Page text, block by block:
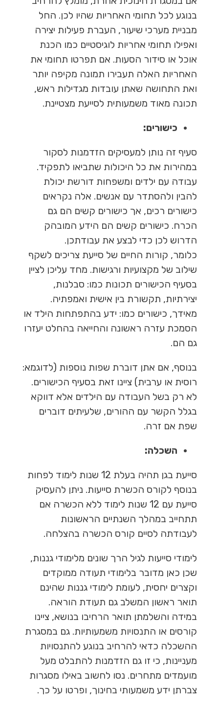
בנוגע לכל תחומי האחריות שהיו לכן. החל
מבניית מערכי שיעור, העברת פעילות יצירה
ואפילו תחומי אחריות לוגיסטיים כמו הכנת
אוכל או סידור הסעות. אם תפרטו תחומי את
האחריות האלה תעבירו תמונה מקיפה יותר
ואת התחושה שאתן עובדות מגדילות ראש,
תכונה מאוד משמעותית לסייעת מצטיינת.
כישורים:
סעיף זה נותן למעסיקים הזדמנות לסקור
במהירות את כל היכולות שתביאו לתפקיד.
עבודה עם ילדים ומשפחות דורשת יכולת
להבין ולהסתדר עם אנשים. אלה נקראים
כישורים רכים, אך כישורים קשים הם גם
הכרח. כישורים קשים הם הידע המובהק
הדרוש לכן כדי לבצע את עבודתכן.
כלומר, קורות החיים של סייעת צריכים לשקף
שילוב של מקצועיות ורגישות. מחד עליכן לציין
בסעיף הכישורים תכונות כמו: סבלנות,
יצירתיות, תקשורת בין אישית ואמפתיה.
מאידך, כישורים כמו: ידע בהתפתחות הילד או
הסמכת עזרה ראשונה והחייאה בהחלט יעזרו
גם הם.
בנוסף, אם אתן דוברת שפות נוספות (לדוגמא:
רוסית או ערבית) ציינו זאת בסעיף הכישורים.
לא רק בשל העבודה עם הילדים אלא דווקא
בגלל הקשר עם ההורים, שלעיתים דוברים
שפת אם זרה.
השכלה:
סייעת בגן תהיה בעלת 12 שנות לימוד לפחות
בנוסף לקורס הכשרת סייעות. ניתן להעסיק
סייעת עם 12 שנות לימוד ללא הכשרה אם
תתחייב במהלך השנתיים הראשונות
לעבודתה לסיים קורס הכשרה בהצלחה.
לימודי סייעות לגיל הרך שונים מלימודי גננות,
שכן כאן מדובר בלימודי תעודה ממוקדים
וקצרים יחסית, לעומת לימודי גננות שהינם
תואר ראשון המשלב גם תעודת הוראה.
במידה והשלמתן תואר הרחיבו בנושא, ציינו
קורסים או התנסויות משמעותיות. גם במסגרת
ההשכלה כדאי להרחיב בנוגע להתנסויות
מעניינות, כי זו גם הזדמנות להתבלט מעל
מועמדים מתחרים. נסו לחשוב באילו מסגרות
צברתן ידע משמעותי בחינוך, ופרטו על כך.